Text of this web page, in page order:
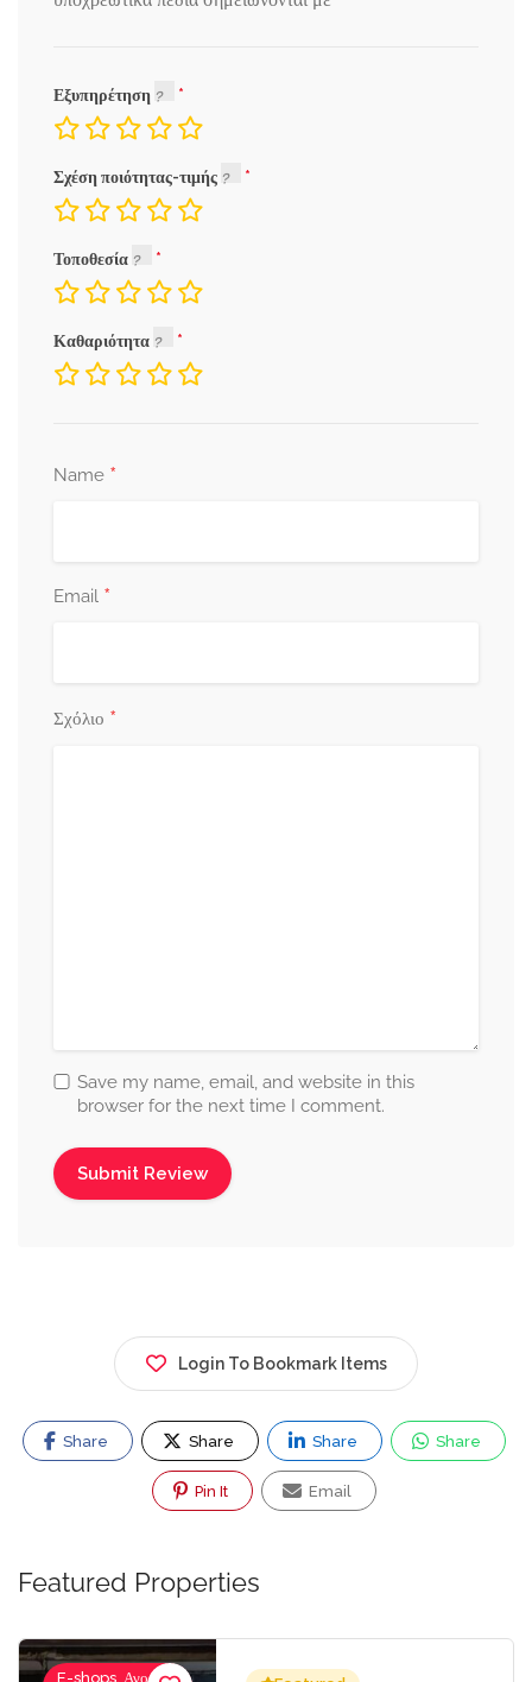
Εξυπηρέτηση
Σχέση ποιότητας-τιμής
Τοποθεσία
Καθαριότητα
Name *
Email *
Σχόλιο *
Save my name, email, and website in this
browser for the next time I comment.
Login To Bookmark Items
Share Share Share Share
Pin It Email
Featured Properties
E-shops, Αγορές-